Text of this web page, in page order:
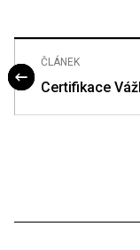
ČLÁNEK
Certifikace